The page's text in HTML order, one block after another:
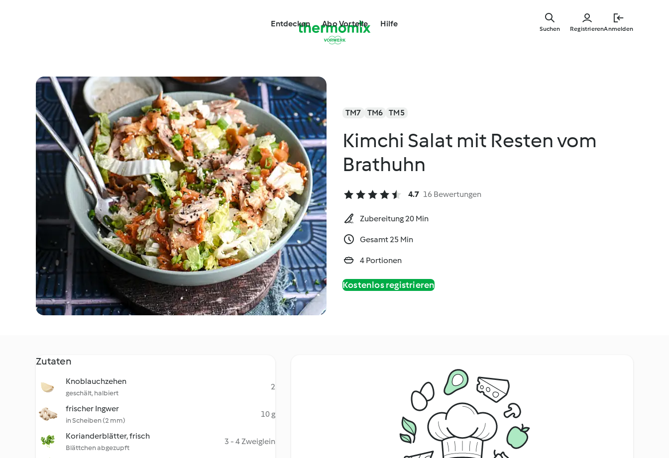
springen
Entdecken Abo Vorteile Hilfe
RegistrierenAnmelden
Suchen
TM7 TM6 TM5
Kimchi Salat mit Resten vom
Brathuhn
4.7 16 Bewertungen
Zubereitung 20 Min
Gesamt 25 Min
4 Portionen
Kostenlos registrieren
Zutaten
Knoblauchzehen
geschält, halbiert
2
frischer Ingwer
in Scheiben (2 mm)
10 g
Korianderblätter, frisch
Blättchen abgezupft
3 - 4 Zweiglein